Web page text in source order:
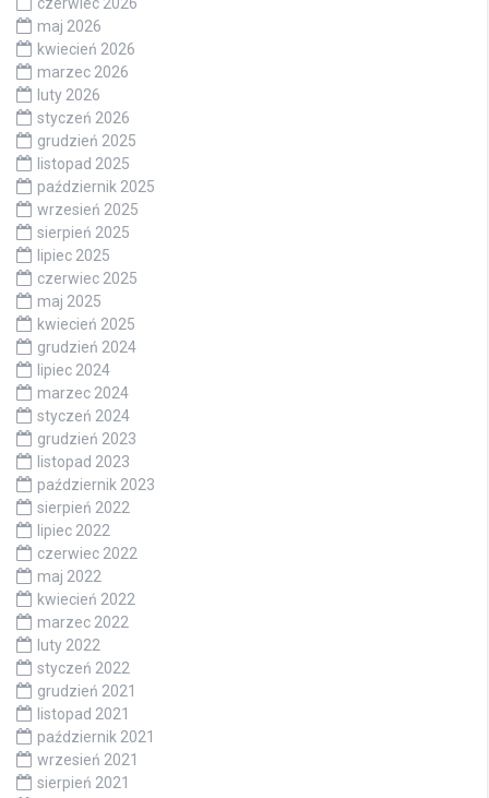
maj 2026
kwiecień 2026
marzec 2026
luty 2026
styczeń 2026
grudzień 2025
listopad 2025
październik 2025
wrzesień 2025
sierpień 2025
lipiec 2025
czerwiec 2025
maj 2025
kwiecień 2025
grudzień 2024
lipiec 2024
marzec 2024
styczeń 2024
grudzień 2023
listopad 2023
październik 2023
sierpień 2022
lipiec 2022
czerwiec 2022
maj 2022
kwiecień 2022
marzec 2022
luty 2022
styczeń 2022
grudzień 2021
listopad 2021
październik 2021
wrzesień 2021
sierpień 2021